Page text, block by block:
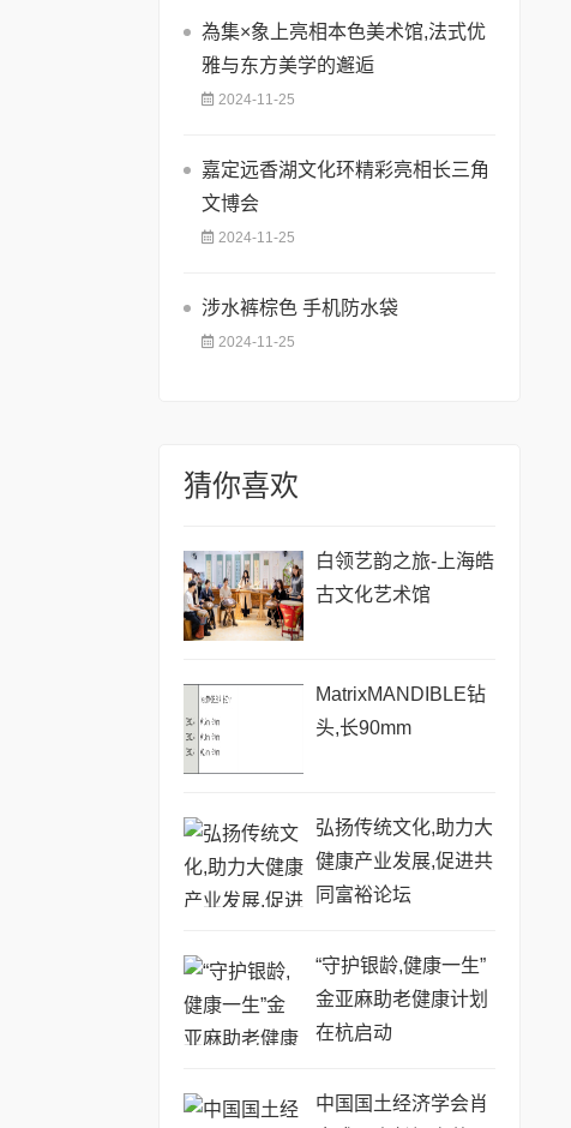
為集×象上亮相本色美术馆,法式优
雅与东方美学的邂逅
2024-11-25
嘉定远香湖文化环精彩亮相长三角
文博会
2024-11-25
涉水裤棕色 手机防水袋
2024-11-25
猜你喜欢
白领艺韵之旅-上海皓
古文化艺术馆
MatrixMANDIBLE钻
头,长90mm
弘扬传统文化,助力大
健康产业发展,促进共
同富裕论坛
“守护银龄,健康一生”
金亚麻助老健康计划
在杭启动
中国国土经济学会肖